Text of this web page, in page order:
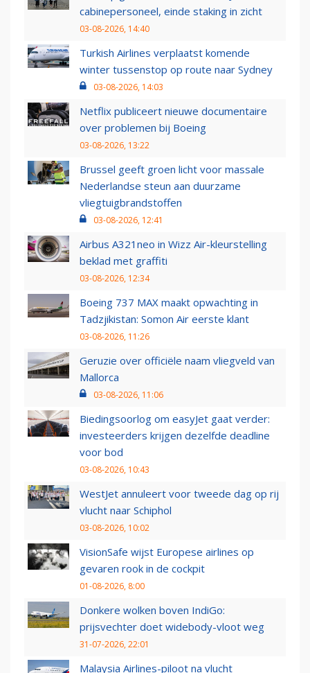
cabinepersoneel, einde staking in zicht
03-08-2026, 14:40
Turkish Airlines verplaatst komende
winter tussenstop op route naar Sydney
03-08-2026, 14:03
Netflix publiceert nieuwe documentaire
over problemen bij Boeing
03-08-2026, 13:22
Brussel geeft groen licht voor massale
Nederlandse steun aan duurzame
vliegtuigbrandstoffen
03-08-2026, 12:41
Airbus A321neo in Wizz Air-kleurstelling
beklad met graffiti
03-08-2026, 12:34
Boeing 737 MAX maakt opwachting in
Tadzjikistan: Somon Air eerste klant
03-08-2026, 11:26
Geruzie over officiële naam vliegveld van
Mallorca
03-08-2026, 11:06
Biedingsoorlog om easyJet gaat verder:
investeerders krijgen dezelfde deadline
voor bod
03-08-2026, 10:43
WestJet annuleert voor tweede dag op rij
vlucht naar Schiphol
03-08-2026, 10:02
VisionSafe wijst Europese airlines op
gevaren rook in de cockpit
01-08-2026, 8:00
Donkere wolken boven IndiGo:
prijsvechter doet widebody-vloot weg
31-07-2026, 22:01
Malaysia Airlines-piloot na vlucht